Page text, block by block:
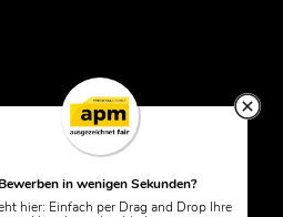
in wenigen Sekunden?
hier: Einfach per Drag and Drop Ihre